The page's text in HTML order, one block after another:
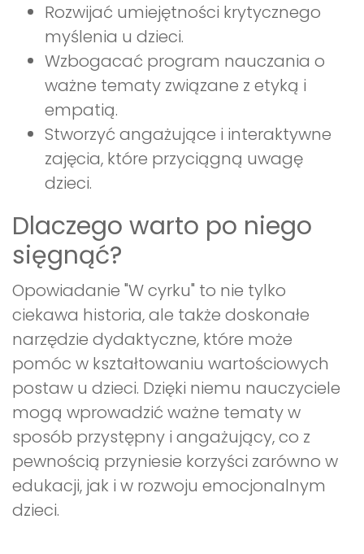
Rozwijać umiejętności krytycznego
myślenia u dzieci.
Wzbogacać program nauczania o
ważne tematy związane z etyką i
empatią.
Stworzyć angażujące i interaktywne
zajęcia, które przyciągną uwagę
dzieci.
Dlaczego warto po niego
sięgnąć?
Opowiadanie "W cyrku" to nie tylko
ciekawa historia, ale także doskonałe
narzędzie dydaktyczne, które może
pomóc w kształtowaniu wartościowych
postaw u dzieci. Dzięki niemu nauczyciele
mogą wprowadzić ważne tematy w
sposób przystępny i angażujący, co z
pewnością przyniesie korzyści zarówno w
edukacji, jak i w rozwoju emocjonalnym
dzieci.